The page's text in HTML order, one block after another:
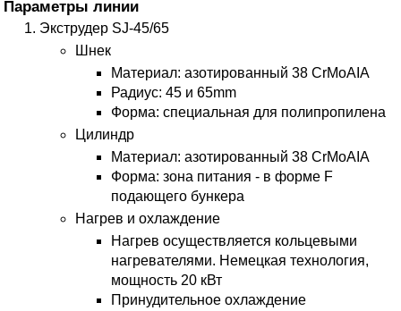
Параметры линии
Экструдер SJ-45/65
Шнек
Материал: азотированный 38 CrMoAIA
Радиус: 45 и 65mm
Форма: специальная для полипропилена
Цилиндр
Материал: азотированный 38 CrMoAIA
Форма: зона питания - в форме F
подающего бункера
Нагрев и охлаждение
Нагрев осуществляется кольцевыми
нагревателями. Немецкая технология,
мощность 20 кВт
Принудительное охлаждение